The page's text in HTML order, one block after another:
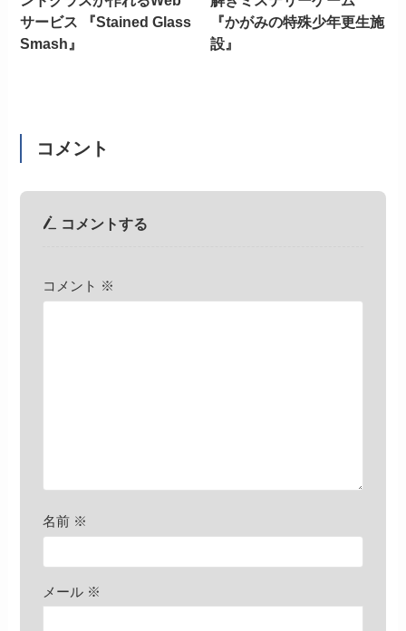
サービス 『Stained Glass
Smash』
『かがみの特殊少年更生施
設』
コメント
コメントする
コメント ※
名前 ※
メール ※